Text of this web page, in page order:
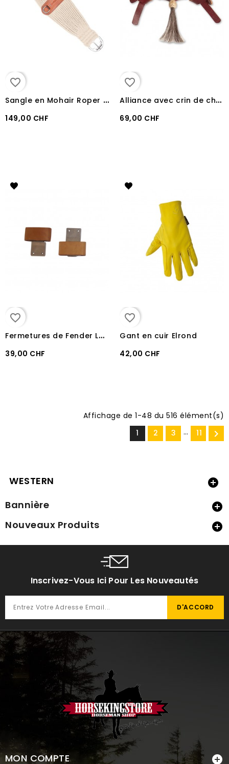
favorite_border
S
angle en Mohair Roper 31-Strand Classic Equine
149,00 CHF
favorite_border
A
lliance avec crin de cheval Martin Saddlery
69,00 CHF
favorite_border
F
ermetures de Fender Lakota Small
39,00 CHF
favorite_border
Gant en cuir Elrond
42,00 CHF
Affichage de 1-48 du 516 élément(s)
1
2 3 … 11 
WESTERN 
Bannière 
Nouveaux Produits 
Inscrivez-Vous Ici Pour Les Nouveautés
MON COMPTE 